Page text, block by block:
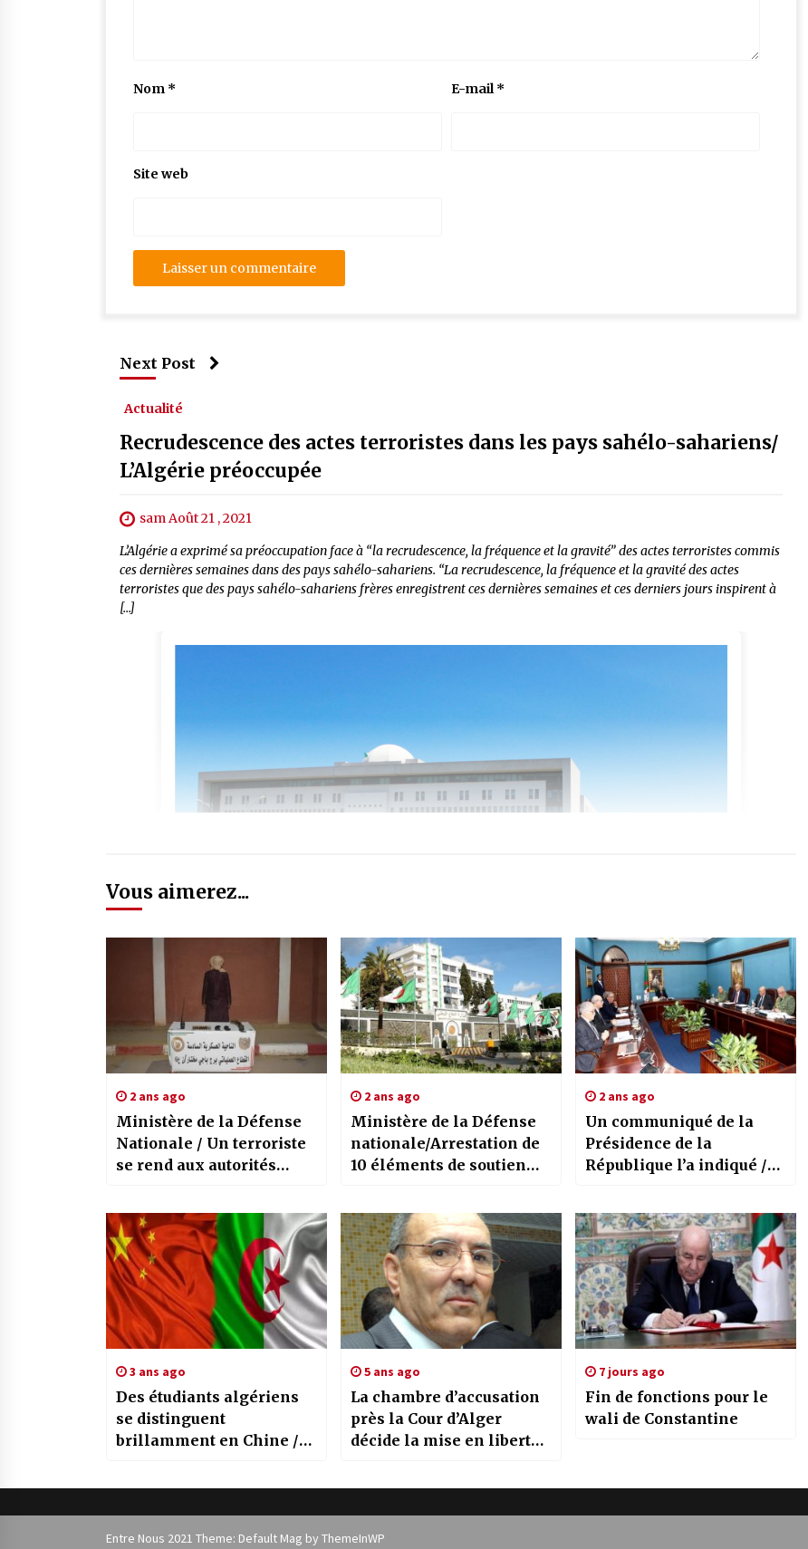
Nom * E-mail*
Site web
Next Post
Actualité
Recrudescence des actes terroristes dans les pays sahélo-sahariens/
L’Algérie préoccupée
sam Août 21 , 2021
L’Algérie a exprimé sa préoccupation face à “la recrudescence, la fréquence et la gravité” des actes terroristes commis
ces dernières semaines dans des pays sahélo-sahariens. “La recrudescence, la fréquence et la gravité des actes
terroristes que des pays sahélo-sahariens frères enregistrent ces dernières semaines et ces derniers jours inspirent à
[…]
Vous aimerez...
2 ans ago
Ministère de la Défense
Nationale / Un terroriste
se rend aux autorités
Mokhtar
2 ans ago
Ministère de la Défense
nationale/Arrestation de
10 éléments de soutien
en une semaine
2 ans ago
Un communiqué de la
Présidence de la
République l’a indiqué /
République préside une
réunion d’évaluation de
l’Agence spatiale
algérienne
3 ans ago
Des étudiants algériens
se distinguent
brillamment en Chine /
République leur adresse
5 ans ago
La chambre d’accusation
près la Cour d’Alger
décide la mise en liberté
député Noureddine Ait
7 jours ago
Fin de fonctions pour le
wali de Constantine
Entre Nous 2021 Theme: Default Mag by ThemeInWP